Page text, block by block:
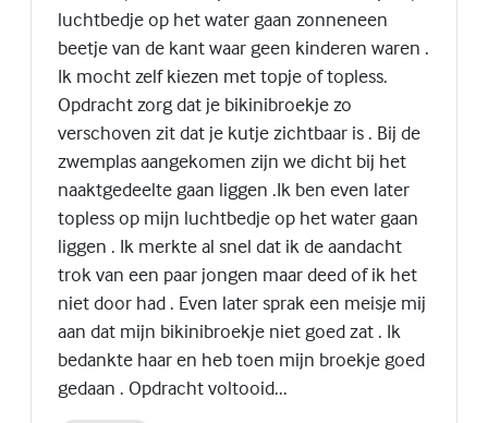
luchtbedje op het water gaan zonneneen
beetje van de kant waar geen kinderen waren .
Ik mocht zelf kiezen met topje of topless.
Opdracht zorg dat je bikinibroekje zo
verschoven zit dat je kutje zichtbaar is . Bij de
zwemplas aangekomen zijn we dicht bij het
naaktgedeelte gaan liggen .Ik ben even later
topless op mijn luchtbedje op het water gaan
liggen . Ik merkte al snel dat ik de aandacht
trok van een paar jongen maar deed of ik het
niet door had . Even later sprak een meisje mij
aan dat mijn bikinibroekje niet goed zat . Ik
bedankte haar en heb toen mijn broekje goed
gedaan . Opdracht voltooid...